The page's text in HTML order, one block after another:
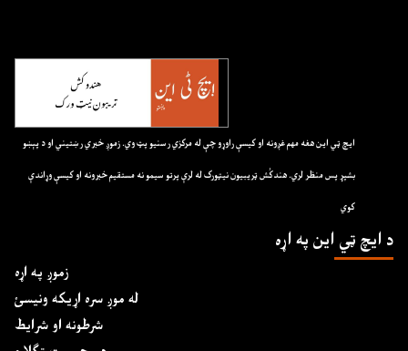
ايچ ټي اين هغه مهم غږونه او کيسې راوړو چې له مرکزي رسنيو پټ وي. زموږ خبري رښتيني او د پېښو
بشپړ پس منظر لري. هندکُش ټريبيون نيټورک له لرې پرتو سيمو نه مستقيم خبرونه او کيسې وړاندې
کوي
د ايچ ټي اين په اړه
زموږ په اړه
له موږ سره اړیکه ونیسئ
شرطونه او شرایط